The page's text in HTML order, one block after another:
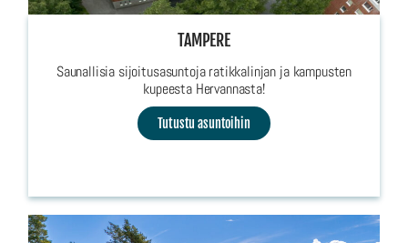
TAMPERE
Saunallisia sijoitusasuntoja ratikkalinjan ja kampusten
kupeesta Hervannasta!
Tutustu asuntoihin